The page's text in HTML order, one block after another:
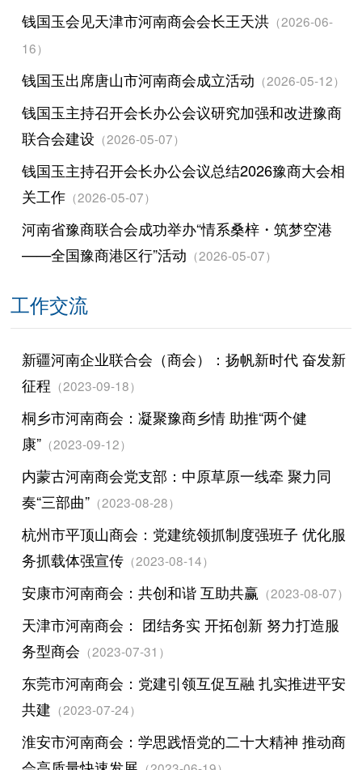
钱国玉会见天津市河南商会会长王天洪（2026-06-
16）
钱国玉出席唐山市河南商会成立活动 （2026-05-12）
钱国玉主持召开会长办公会议研究加强和改进豫商
联合会建设 （2026-05-07）
钱国玉主持召开会长办公会议总结2026豫商大会相
关工作（2026-05-07）
河南省豫商联合会成功举办“情系桑梓・筑梦空港
——全国豫商港区行”活动 （2026-05-07）
工作交流
新疆河南企业联合会（商会）：扬帆新时代 奋发新
征程 （2023-09-18）
桐乡市河南商会：凝聚豫商乡情 助推“两个健
康”（2023-09-12）
内蒙古河南商会党支部：中原草原一线牵 聚力同
奏“三部曲”（2023-08-28）
杭州市平顶山商会：党建统领抓制度强班子 优化服
务抓载体强宣传（2023-08-14）
安康市河南商会：共创和谐 互助共赢 （2023-08-07）
天津市河南商会： 团结务实 开拓创新 努力打造服
务型商会 （2023-07-31）
东莞市河南商会：党建引领互促互融 扎实推进平安
共建 （2023-07-24）
淮安市河南商会：学思践悟党的二十大精神 推动商